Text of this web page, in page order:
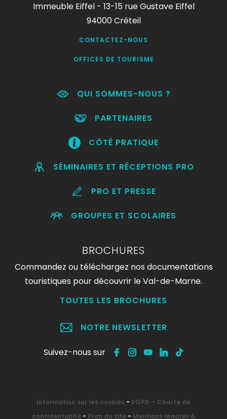
Immeuble Eiffel - 13-15 rue Gustave Eiffel
94000 Créteil
CONTACTEZ-NOUS
OFFICES DE TOURISME
QUI SOMMES-NOUS ?
PARTENAIRES
CÔTÉ PRATIQUE
SÉMINAIRES ET RÉCEPTIONS PRO
PRO ET PRESSE
GROUPES ET SCOLAIRES
BROCHURES
Commandez ou téléchargez nos documentations
touristiques pour découvrir le Val-de-Marne.
TOUTES LES BROCHURES
NOTRE NEWSLETTER
Suivez-nous sur
Information sur les cookies - RGPD – Charte de
confidentialité- Plan du site- Mentions légales &